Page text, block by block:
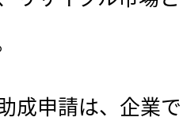
成申請は、企業